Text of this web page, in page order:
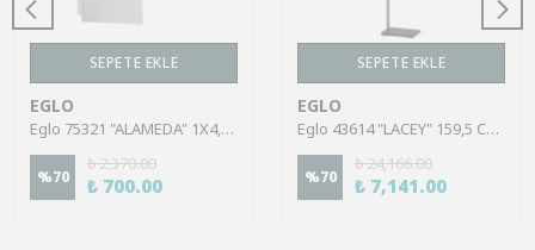
SEPETE EKLE
EGLO
Eglo 75321 "ALAMEDA" 1X4,5W Çelik Nikel Mat Sıva Üstü Spot
%70
₺ 2,370.00
₺ 700.00
SEPETE EKLE
EGLO
Eglo 43614 "LACEY" 159,5 Cm Yüksekliğinde Çelik, Ahşap Köşe Lambası Lambader
%70
₺ 24,166.00
₺ 7,141.00